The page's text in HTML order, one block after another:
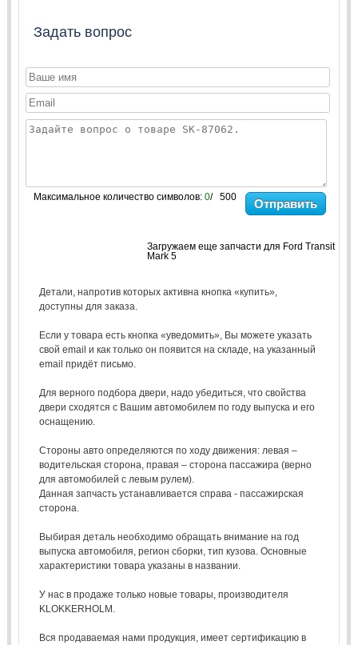
Задать вопрос
Максимальное количество символов: 0/ 500 Отправить
Загружаем еще запчасти для Ford Transit
Mark 5
Детали, напротив которых активна кнопка «купить»,
доступны для заказа.
Если у товара есть кнопка «уведомить», Вы можете указать
свой email и как только он появится на складе, на указанный
email придёт письмо.
Для верного подбора двери, надо убедиться, что свойства
двери сходятся с Вашим автомобилем по году выпуска и его
оснащению.
Стороны авто определяются по ходу движения: левая –
водительская сторона, правая – сторона пассажира (верно
для автомобилей с левым рулем).
Данная запчасть устанавливается справа - пассажирская
сторона.
Выбирая деталь необходимо обращать внимание на год
выпуска автомобиля, регион сборки, тип кузова. Основные
характеристики товара указаны в названии.
У нас в продаже только новые товары, производителя
KLOKKERHOLM.
Вся продаваемая нами продукция, имеет сертификацию в